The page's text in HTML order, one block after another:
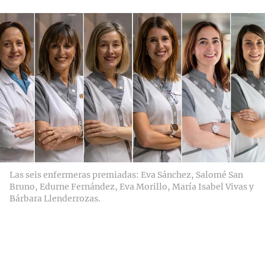
Las seis enfermeras premiadas: Eva Sánchez, Salomé San
Bruno, Edurne Fernández, Eva Morillo, María Isabel Vivas y
Bárbara Llenderrozas.